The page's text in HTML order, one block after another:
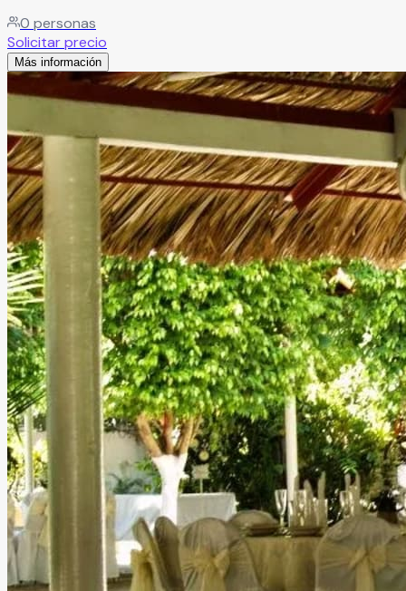
fiesta que siempre has imaginado. Cuenta con todo lo
necesario y un servicio de primer nivel, asegurando una
experiencia única donde cada detalle se cuida para lograr
una celebración inolvidable.Leer más
0 personas
Solicitar precio
Más información